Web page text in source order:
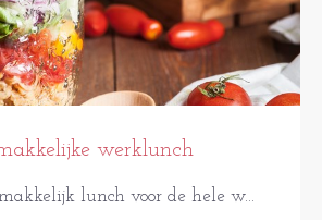
werklunch
lunch voor de hele w...